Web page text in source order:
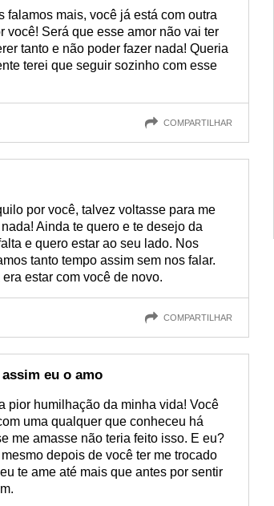
falamos mais, você já está com outra
você! Será que esse amor não vai ter
tanto e não poder fazer nada! Queria
terei que seguir sozinho com esse
COMPARTILHAR
por você, talvez voltasse para me
Ainda te quero e te desejo da
e quero estar ao seu lado. Nos
tanto tempo assim sem nos falar.
estar com você de novo.
COMPARTILHAR
eu o amo
pior humilhação da minha vida! Você
uma qualquer que conheceu há
me amasse não teria feito isso. E eu?
depois de você ter me trocado
te ame até mais que antes por sentir